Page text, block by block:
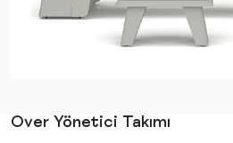
Over Yönetici Takımı